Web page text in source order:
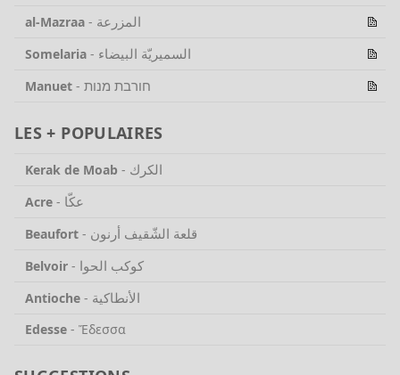
al-Mazraa - المزرعة
Somelaria - السميريّة البيضاء
Manuet - חורבת מנות
LES + POPULAIRES
Kerak de Moab - الكرك
Acre - عكّا
Beaufort - قلعة الشّقيف أرنون
Belvoir - كوكب الحوا
Antioche - الأنطاكية
Edesse - Ἔδεσσα